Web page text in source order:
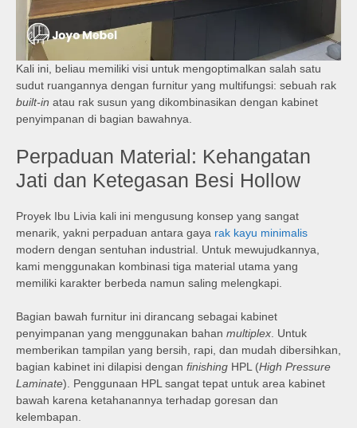
Kali ini, beliau memiliki visi untuk mengoptimalkan salah satu
sudut ruangannya dengan furnitur yang multifungsi: sebuah rak
built-in atau rak susun yang dikombinasikan dengan kabinet
penyimpanan di bagian bawahnya.
Perpaduan Material: Kehangatan
Jati dan Ketegasan Besi Hollow
Proyek Ibu Livia kali ini mengusung konsep yang sangat
menarik, yakni perpaduan antara gaya rak kayu minimalis
modern dengan sentuhan industrial. Untuk mewujudkannya,
kami menggunakan kombinasi tiga material utama yang
memiliki karakter berbeda namun saling melengkapi.
Bagian bawah furnitur ini dirancang sebagai kabinet
penyimpanan yang menggunakan bahan multiplex . Untuk
memberikan tampilan yang bersih, rapi, dan mudah dibersihkan,
bagian kabinet ini dilapisi dengan finishing HPL (High Pressure
Laminate). Penggunaan HPL sangat tepat untuk area kabinet
bawah karena ketahanannya terhadap goresan dan
kelembapan.